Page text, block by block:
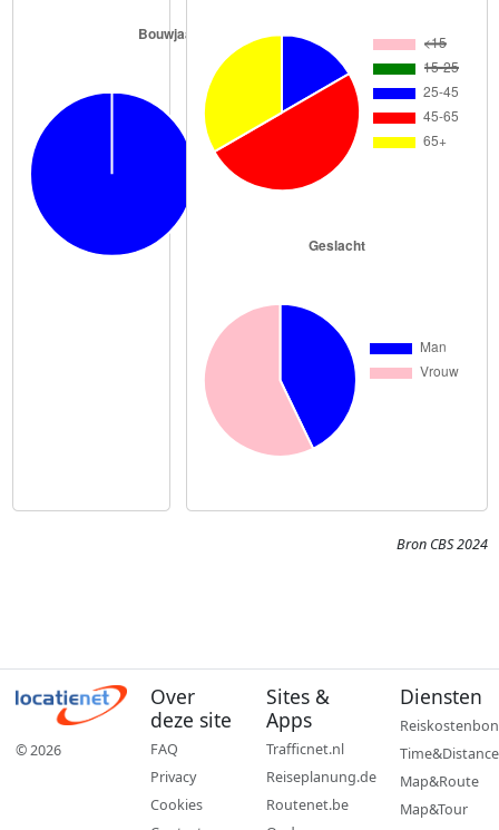
Bron CBS 2024
© 2026
Over
deze site
FAQ
Privacy
Cookies
Sites &
Apps
Trafficnet.nl
Reiseplanung.de
Routenet.be
Diensten
Reiskostenbon
Time&Distance
Map&Route
Map&Tour